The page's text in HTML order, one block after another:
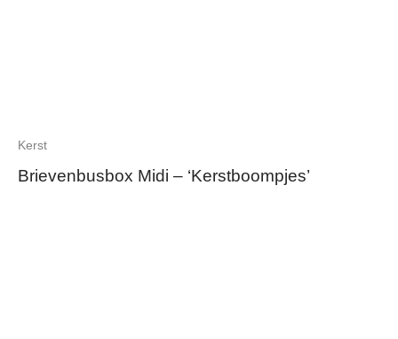
Kerst
Brievenbusbox Midi – ‘Kerstboompjes’